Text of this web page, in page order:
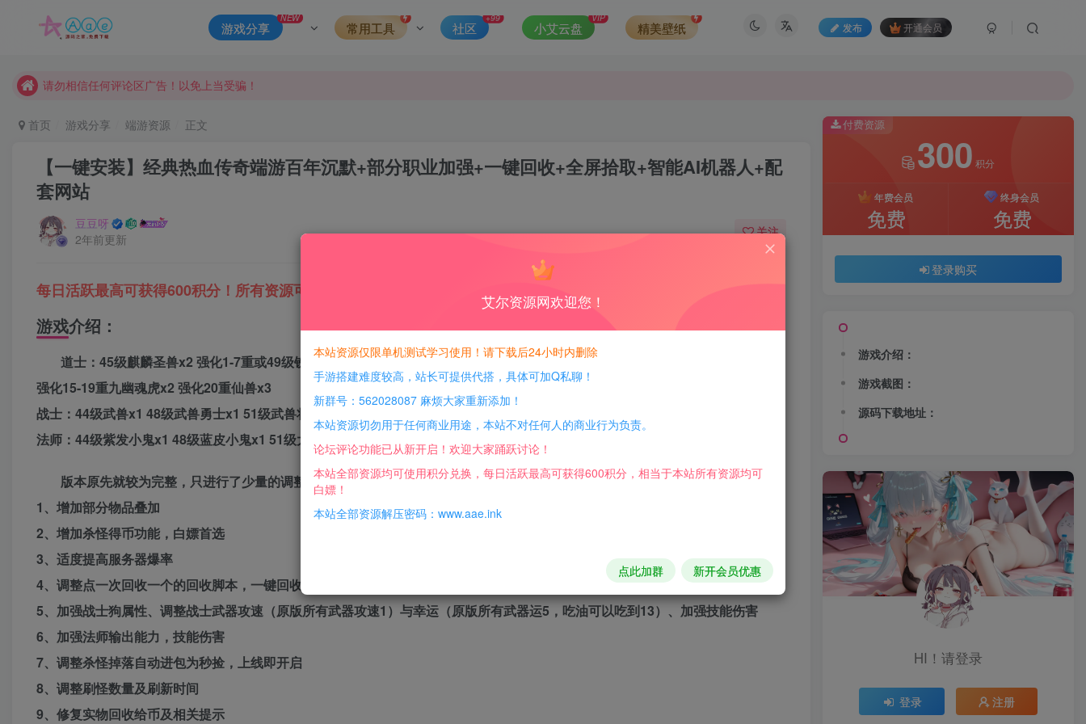
发布 开通会员
游戏分享
NEW
常用工具 社区
+99
小艾云盘
VIP
精美壁纸
现在赞助会员享受专属折扣，详情点击此条公告。
本网站的文章部分内容可能来源于网络，仅供大家学习与参考，如有侵权，请联系站长QQ466107887进行删除处理。
首页 游戏分享 端游资源 正文
【一键安装】经典热血传奇端游百年沉默+部分职业加强+一键回收+全屏拾取+智能AI机器人+配
套网站
豆豆呀
2年前更新
关注
每日活跃最高可获得600积分！所有资源可以使用积分免费兑换！
游戏介绍：
道士：45级麒麟圣兽x2 强化1-7重或49级铁甲麒麟x2 强化8-14重金甲麒麟x2
强化15-19重九幽魂虎x2 强化20重仙兽x3
战士：44级武兽x1 48级武兽勇士x1 51级武兽将军x1 54级武兽统领x1 60级武兽统帅x1
法师：44级紫发小鬼x1 48级蓝皮小鬼x1 51级大刀鬼将x1 54级惊寂鬼王x1 60级無量鬼王x1 强化10重宝宝数量+1
版本原先就较为完整，只进行了少量的调整与修改，加强了战、法，不然就是道士单职业。主要像：
1、增加部分物品叠加
2、增加杀怪得币功能，白嫖首选
3、适度提高服务器爆率
4、调整点一次回收一个的回收脚本，一键回收
5、加强战士狗属性、调整战士武器攻速（原版所有武器攻速1）与幸运（原版所有武器运5，吃油可以吃到13）、加强技能伤害
6、加强法师输出能力，技能伤害
7、调整杀怪掉落自动进包为秒捡，上线即开启
8、调整刷怪数量及刷新时间
9、修复实物回收给币及相关提示
付费资源
300 积分
年费会员
免费
终身会员
免费
登录购买
游戏介绍：
游戏截图：
源码下载地址：
HI！请登录
登录 注册
艾尔资源网欢迎您！
本站资源仅限单机测试学习使用！请下载后24小时内删除
手游搭建难度较高，站长可提供代搭，具体可加Q私聊！
新群号：562028087 麻烦大家重新添加！
本站资源切勿用于任何商业用途，本站不对任何人的商业行为负责。
论坛评论功能已从新开启！欢迎大家踊跃讨论！
本站全部资源均可使用积分兑换，每日活跃最高可获得600积分，相当于本站所有资源均可
白嫖！
本站全部资源解压密码：www.aae.ink
点此加群 新开会员优惠